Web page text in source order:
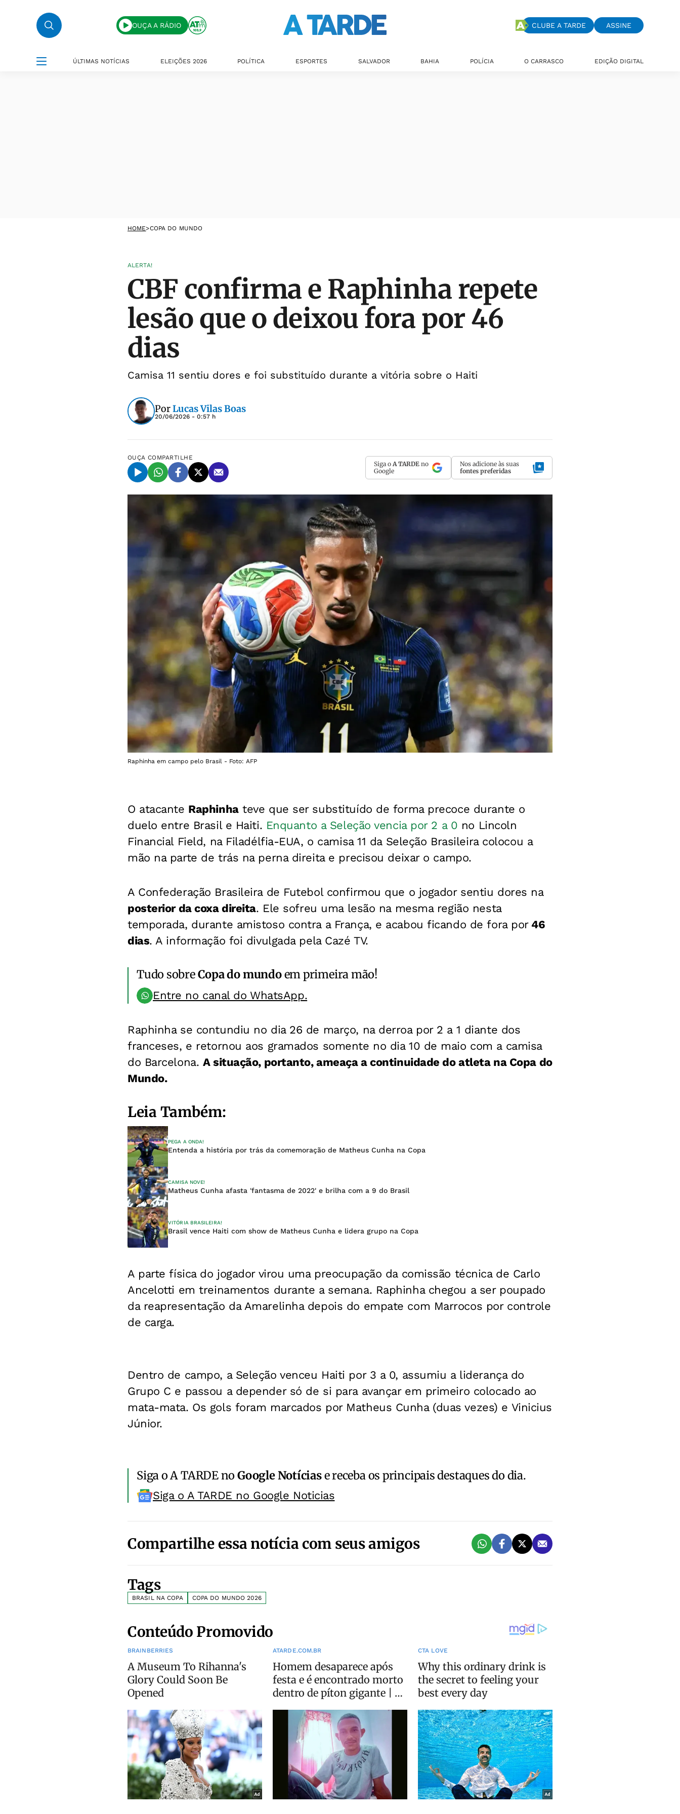
OUÇA A RÁDIO CLUBE A TARDE ASSINE
ÚLTIMAS NOTÍCIAS ELEIÇÕES 2026 POLÍTICA ESPORTES SALVADOR BAHIA POLÍCIA O CARRASCO EDIÇÃO DIGITAL
HOME>COPA DO MUNDO
ALERTA!
CBF confirma e Raphinha repete
lesão que o deixou fora por 46
dias
Camisa 11 sentiu dores e foi substituído durante a vitória sobre o Haiti
PorLucas Vilas Boas
20/06/2026 - 0:57 h
OUÇA COMPARTILHE
Siga o A TARDE no
Google
Nos adicione às suas
fontes preferidas
Raphinha em campo pelo Brasil - Foto: AFP
O atacante Raphinhateve que ser substituído de forma precoce durante o
duelo entre Brasil e Haiti. Enquanto a Seleção vencia por 2 a 0 no Lincoln
Financial Field, na Filadélfia-EUA, o camisa 11 da Seleção Brasileira colocou a
mão na parte de trás na perna direita e precisou deixar o campo.
A Confederação Brasileira de Futebol confirmou que o jogador sentiu dores na
posterior da coxa direita. Ele sofreu uma lesão na mesma região nesta
temporada, durante amistoso contra a França, e acabou ficando de fora por46
dias. A informação foi divulgada pela Cazé TV.
Tudo sobreCopa do mundoem primeira mão!
Entre no canal do WhatsApp.
Raphinha se contundiu no dia 26 de março, na derroa por 2 a 1 diante dos
franceses, e retornou aos gramados somente no dia 10 de maio com a camisa
do Barcelona. A situação, portanto, ameaça a continuidade do atleta na Copa do
Mundo.
Leia Também:
PEGA A ONDA!
Entenda a história por trás da comemoração de Matheus Cunha na Copa
CAMISA NOVE!
Matheus Cunha afasta 'fantasma de 2022' e brilha com a 9 do Brasil
VITÓRIA BRASILEIRA!
Brasil vence Haiti com show de Matheus Cunha e lidera grupo na Copa
A parte física do jogador virou uma preocupação da comissão técnica de Carlo
Ancelotti em treinamentos durante a semana. Raphinha chegou a ser poupado
da reapresentação da Amarelinha depois do empate com Marrocos por controle
de carga.
Dentro de campo, a Seleção venceu Haiti por 3 a 0, assumiu a liderança do
Grupo C e passou a depender só de si para avançar em primeiro colocado ao
mata-mata. Os gols foram marcados por Matheus Cunha (duas vezes) e Vinicius
Júnior.
Siga o A TARDE noGoogle Notíciase receba os principais destaques do dia.
Siga o A TARDE no Google Noticias
Compartilhe essa notícia com seus amigos
Tags
BRASIL NA COPA COPA DO MUNDO 2026